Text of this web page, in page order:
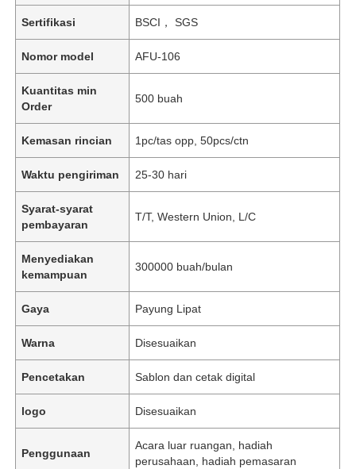
Sertifikasi BSCI， SGS
Nomor model AFU-106
Kuantitas min
Order
500 buah
Kemasan rincian 1pc/tas opp, 50pcs/ctn
Waktu pengiriman 25-30 hari
Syarat-syarat
pembayaran
T/T, Western Union, L/C
Menyediakan
kemampuan
300000 buah/bulan
Gaya Payung Lipat
Warna Disesuaikan
Pencetakan Sablon dan cetak digital
logo Disesuaikan
Penggunaan
Acara luar ruangan, hadiah
perusahaan, hadiah pemasaran